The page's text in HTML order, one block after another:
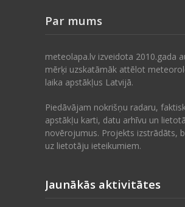
Par mums
meteolapa.lv izveidota 2010.gada
mērķi uzskatāmāk attēlot
laika apstākļus Latvijā.
Piedāvājam nokrišņu radaru,
apstākļu karti, datu arhīvu un
novērojumus. Projekts izstrādāts,
uz lietotāju ieteikumiem.
Jaunākās aktivitātes